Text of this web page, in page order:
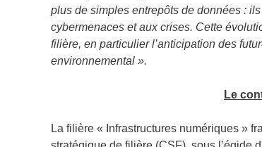
plus de simples entrepôts de données :
cybermenaces et aux crises. Cette
filière, en particulier l’anticipation des
environnemental ».
Le
La filière « Infrastructures numériques »